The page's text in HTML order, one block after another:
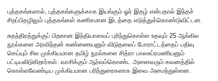
புத்தகங்களால், புத்தகங்களுக்காக இயங்கும் ஓர் இதழ் என்பதால் இந்தச்
சிறப்பிதழிலும் புத்தகங்கள் கணிசமான இடத்தை எடுத்துக்கொண்டுவிட்டன.
சுதந்திரத்துக்குப் பிறகான இந்தியாவைப் புரிந்துகொள்ள உதவும் 25 ஆங்கில
நூல்களை அரவிந்தன் கண்ணையனும் விடுதலைப் போராட்டத்தைப் பதிவு
செய்யும் சில முக்கியமான தமிழ் நூல்களை சித்ரா பாலசுப்ரமணியனும்
பட்டியலிடுகிறார்கள். வாசிக்கும் ஆர்வம்கொண்ட அனைவரும் கவனத்தில்
கொள்ளவேண்டிய முக்கியமான பரிந்துரைகளாக இவை அமைந்துள்ளன.